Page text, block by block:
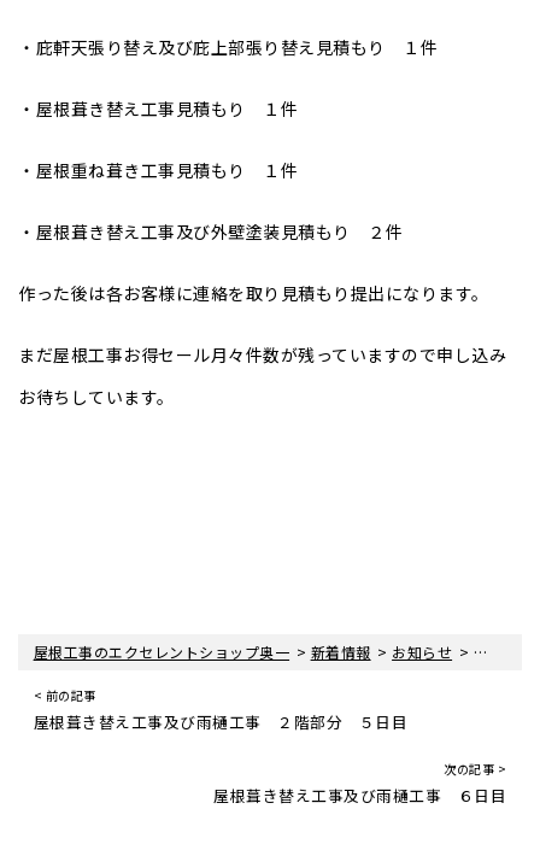
・庇軒天張り替え及び庇上部張り替え見積もり １件
・屋根葺き替え工事見積もり １件
・屋根重ね葺き工事見積もり １件
・屋根葺き替え工事及び外壁塗装見積もり ２件
作った後は各お客様に連絡を取り見積もり提出になります。
まだ屋根工事お得セール月々件数が残っていますので申し込み
お待ちしています。
屋根工事のエクセレントショップ奥一 > 新着情報 > お知らせ > 雨のため
< 前の記事
屋根葺き替え工事及び雨樋工事 ２階部分 ５日目
次の記事 >
屋根葺き替え工事及び雨樋工事 ６日目